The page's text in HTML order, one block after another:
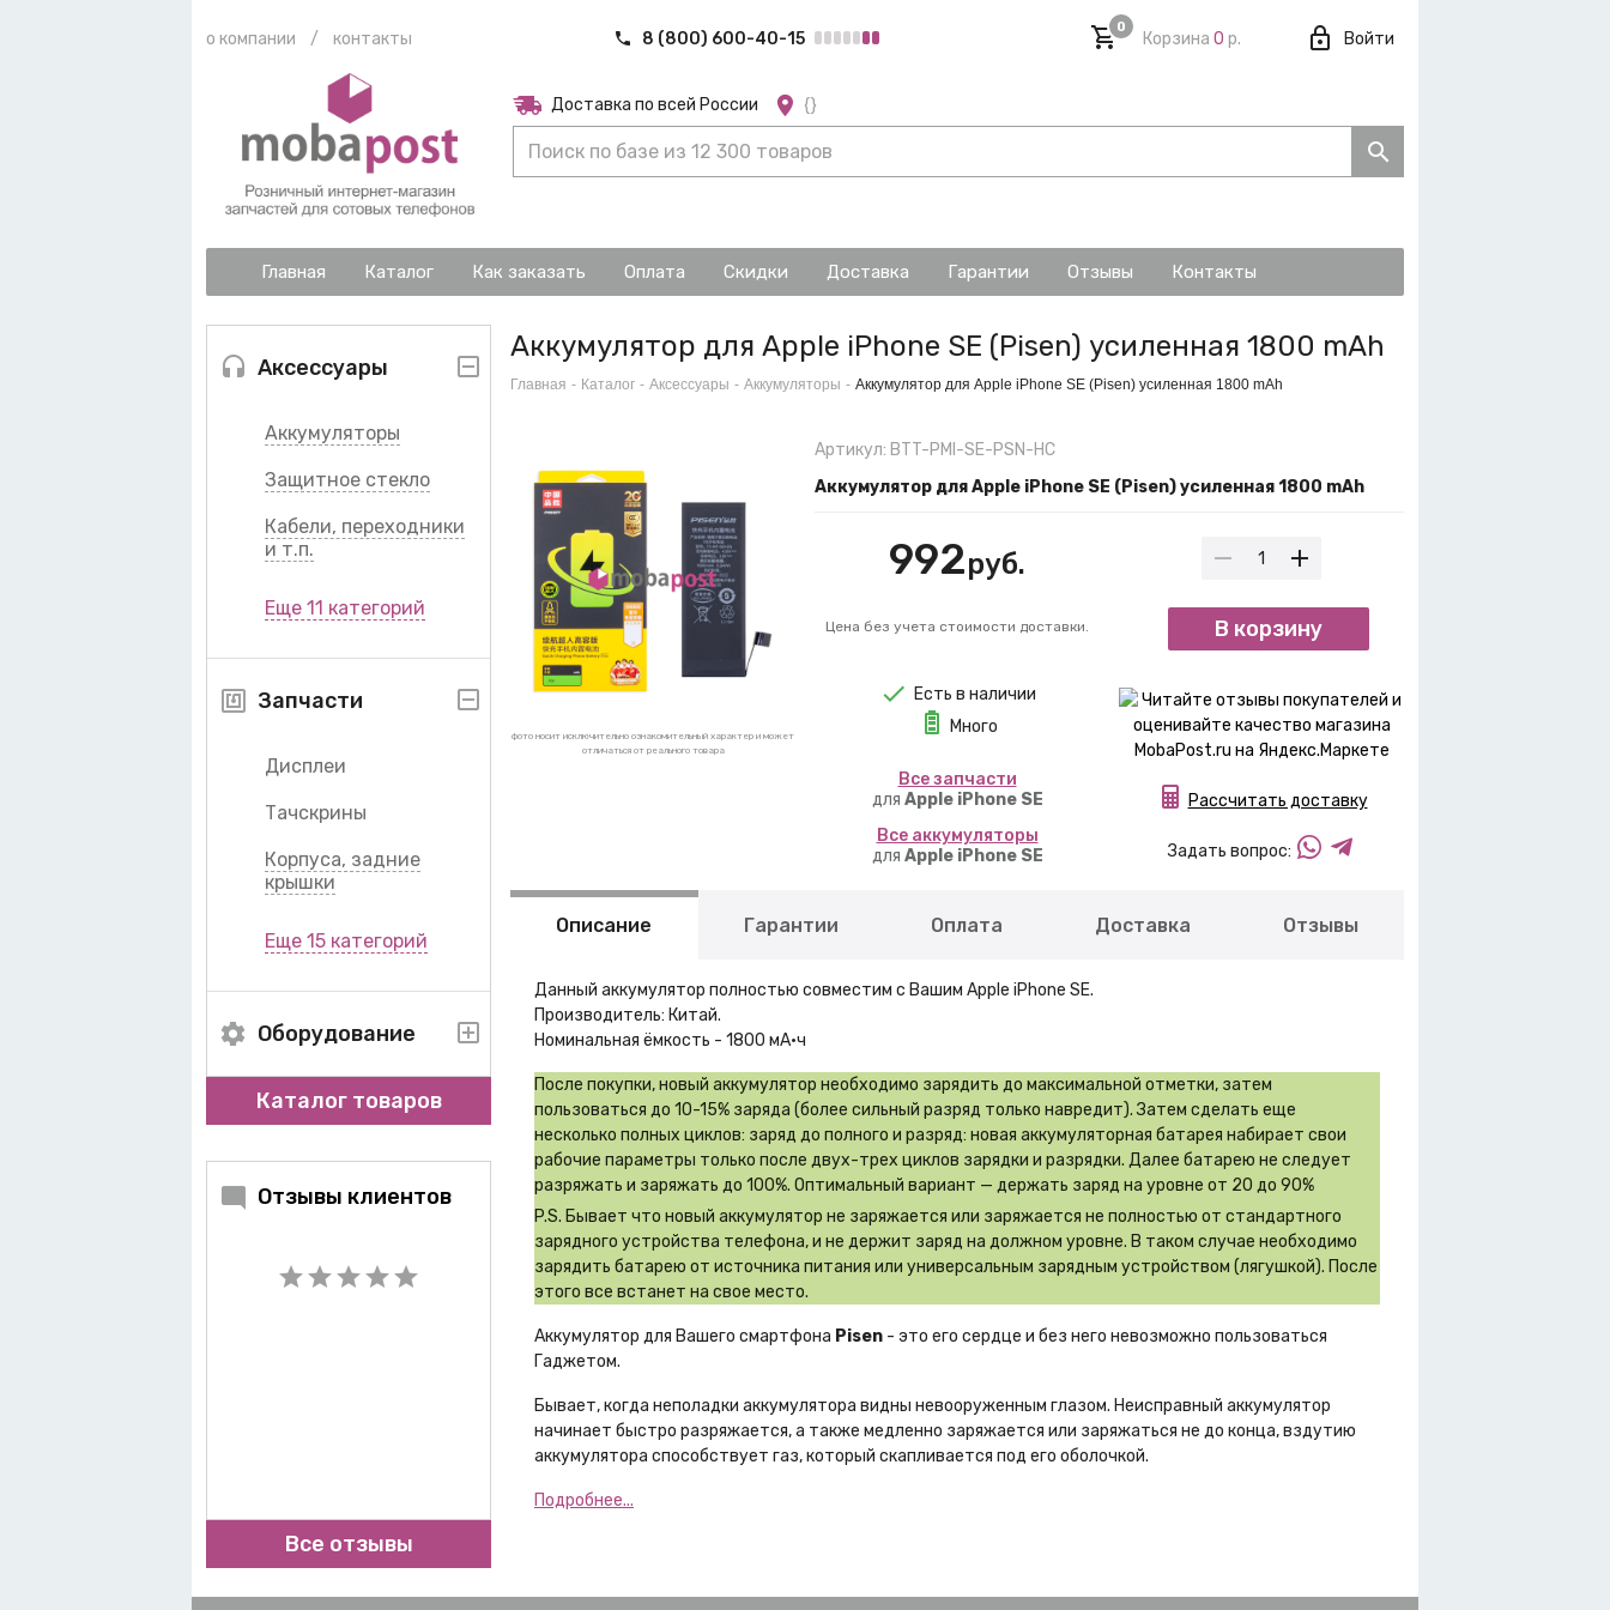
о компании / контакты 8 (800) 600-40-15
0
Корзина 0 р. Войти
Доставка по всей России {}
Главная Каталог Как заказать Оплата Скидки Доставка Гарантии Отзывы Контакты
Аксессуары
Аккумуляторы
Защитное стекло
Кабели, переходники
и т.п.
Еще 11 категорий
Запчасти
Дисплеи
Тачскрины
Корпуса, задние
крышки
Еще 15 категорий
Оборудование
Каталог товаров
Отзывы клиентов
Все отзывы
Аккумулятор для Apple iPhone SE (Pisen) усиленная 1800 mAh
Главная - Каталог - Аксессуары - Аккумуляторы - Аккумулятор для Apple iPhone SE (Pisen) усиленная 1800 mAh
фото носит исключительно ознакомительный характер и может
отличаться от реального товара
Артикул: BTT-PMI-SE-PSN-HC
Аккумулятор для Apple iPhone SE (Pisen) усиленная 1800 mAh
992руб.
Цена без учета стоимости доставки.
Есть в наличии
Много
Вcе запчасти
для Apple iPhone SE
Вcе аккумуляторы
для Apple iPhone SE
В корзину
Рассчитать доставку
Задать вопрос:
Описание Гарантии Оплата Доставка Отзывы
Данный аккумулятор полностью совместим с Вашим Apple iPhone SE.
Производитель: Китай.
Номинальная ёмкость - 1800 мА·ч
После покупки, новый аккумулятор необходимо зарядить до максимальной отметки, затем
пользоваться до 10-15% заряда (более сильный разряд только навредит). Затем сделать еще
несколько полных циклов: заряд до полного и разряд: новая аккумуляторная батарея набирает свои
рабочие параметры только после двух-трех циклов зарядки и разрядки. Далее батарею не следует
разряжать и заряжать до 100%. Оптимальный вариант — держать заряд на уровне от 20 до 90%
P.S. Бывает что новый аккумулятор не заряжается или заряжается не полностью от стандартного
зарядного устройства телефона, и не держит заряд на должном уровне. В таком случае необходимо
зарядить батарею от источника питания или универсальным зарядным устройством (лягушкой). После
этого все встанет на свое место.
Аккумулятор для Вашего смартфона Pisen - это его сердце и без него невозможно пользоваться
Гаджетом.
Бывает, когда неполадки аккумулятора видны невооруженным глазом. Неисправный аккумулятор
начинает быстро разряжается, а также медленно заряжается или заряжаться не до конца, вздутию
аккумулятора способствует газ, который скапливается под его оболочкой.
Подробнее...